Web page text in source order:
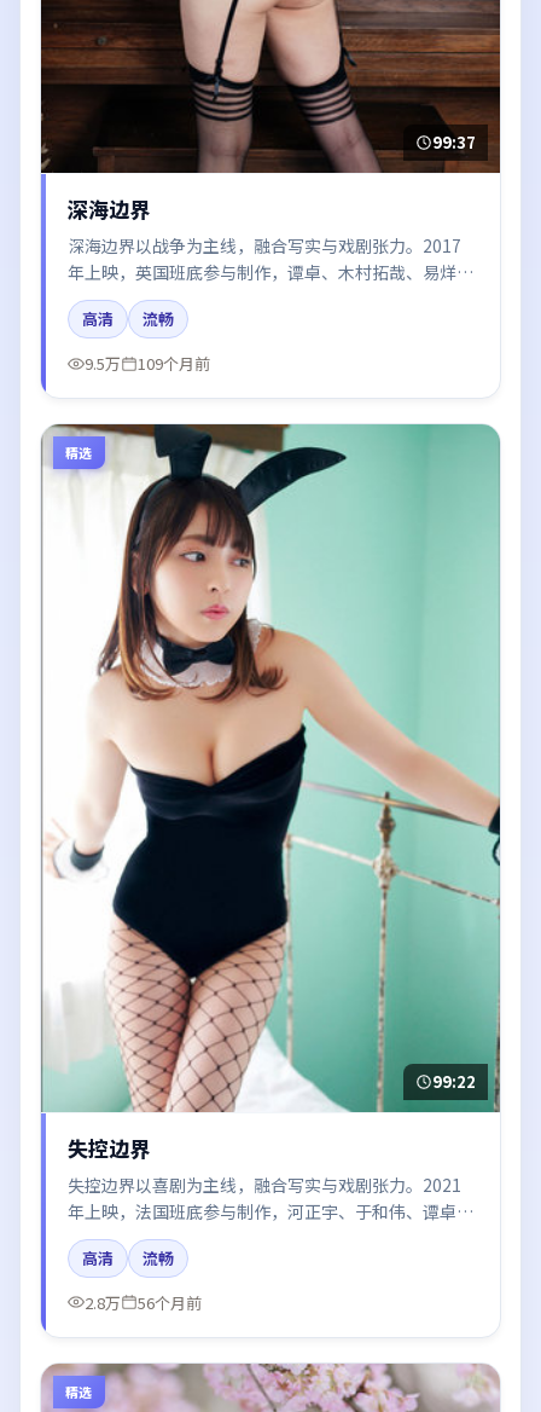
99:37
深海边界
深海边界以战争为主线，融合写实与戏剧张力。2017
年上映，英国班底参与制作，谭卓、木村拓哉、易烊千
玺在片中呈现细腻表演，影像风格统一，配乐与剪辑强
化了情绪曲线。
高清
流畅
9.5万
109个月前
精选
99:22
失控边界
失控边界以喜剧为主线，融合写实与戏剧张力。2021
年上映，法国班底参与制作，河正宇、于和伟、谭卓、
刘亦菲、王景春在片中呈现细腻表演，影像风格统一，
配乐与剪辑强化了情绪曲线。
高清
流畅
2.8万
56个月前
精选